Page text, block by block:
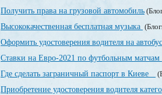
Получить права на грузовой автомобиль
Высококачественная бесплатная музыка
Оформить удостоверения водителя на
Ставки на Евро-2021 по футбольным матчам
Где сделать заграничный паспорт в Киеве
Приобретение удостоверения водителя